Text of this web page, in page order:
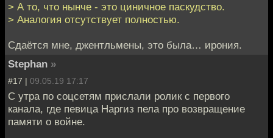
> А то, что нынче - это циничное паскудство.
> Аналогия отсутствует полностью.
Сдаётся мне, джентльмены, это была… ирония.
Stephan »
#17 | 09.05.19 17:17
С утра по соцсетям прислали ролик с первого
канала, где певица Наргиз пела про возвращение
памяти о войне.